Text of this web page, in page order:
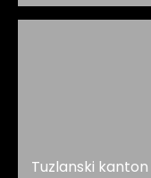
Tuzlanski kanton